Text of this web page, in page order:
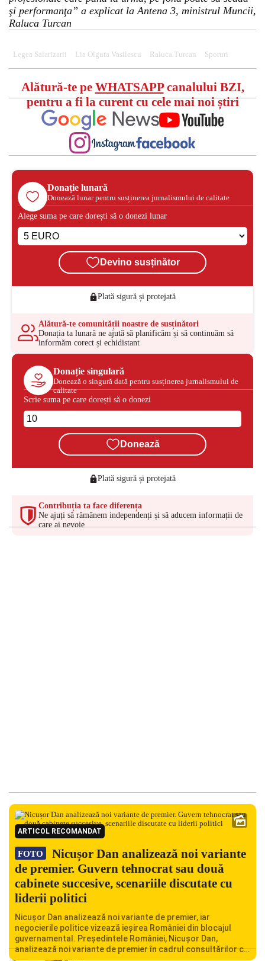
şi performanţa” a explicat la Antena 3, ministrul Muncii,
Raluca Turcan
Legea Salarizarii Lia Olguta Vasilescu Raluca Turcan Sporuri
Alătură-te pe WHATSAPPcanalului BZI,
pentru a fi la curent cu cele mai noi știri
Donație lunară
Donează lunar pentru susținerea jurnalismului de calitate
Alege suma pe care dorești să o donezi lunar
Devino susținător
Plată sigură și protejată
Alătură-te comunității noastre de susținători
Donația ta lunară ne ajută să planificăm și să continuăm să
informăm corect și echidistant
Donație singulară
Donează o singură dată pentru susținerea jurnalismului de
calitate
Scrie suma pe care dorești să o donezi
Donează
Plată sigură și protejată
Contribuția ta face diferența
Ne ajuți să rămânem independenți și să aducem informații de
care ai nevoie
ARTICOL RECOMANDAT
FOTO
Nicușor Dan analizează noi variante
de premier. Guvern tehnocrat sau două
cabinete succesive, scenariile discutate cu
liderii politici
Nicușor Dan analizează noi variante de premier, iar
negocierile politice vizează ieșirea României din blocajul
guvernamental. Președintele României, Nicușor Dan,
analizează noi variante de premier în cadrul consultărilor cu